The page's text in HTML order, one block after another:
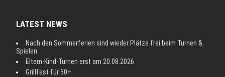
LATEST NEWS
Nach den Sommerferien sind wieder Plätze frei beim Turnen &
Spielen
Eltern-Kind-Turnen erst am 20.08.2026
Grillfest für 50+